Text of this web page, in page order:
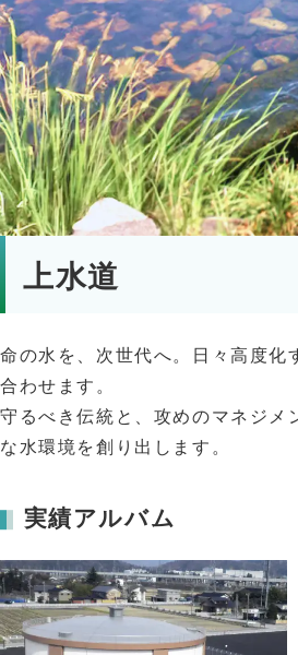
上水道
命の水を、次世代へ。日々高度
合わせます。
守るべき伝統と、攻めのマネジ
な水環境を創り出します。
実績アルバム